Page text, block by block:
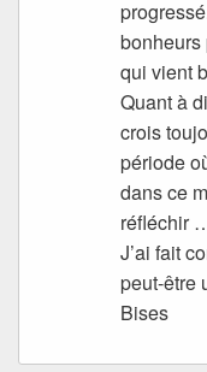
bonheurs
qui vient
Quant à
crois
période
dans ce
réfléchir
J’ai fait
peut-être
Bises